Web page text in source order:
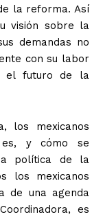
la reforma. Así
visión sobre la
demandas no
con su labor
el futuro de la
los mexicanos
es, y cómo se
política de la
los mexicanos
de una agenda
es